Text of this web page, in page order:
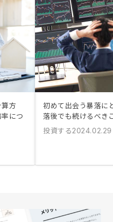
方
につ
初めて出会う暴落に
落後でも続けるべき
投資する2024.02.29